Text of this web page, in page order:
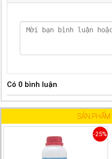
Có 0 bình luận
SẢN PHẨM
-25%